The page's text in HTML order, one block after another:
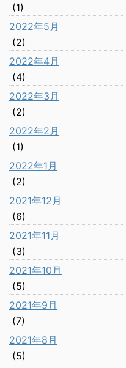
(1)
2022年5月
(2)
2022年4月
(4)
2022年3月
(2)
2022年2月
(1)
2022年1月
(2)
2021年12月
(6)
2021年11月
(3)
2021年10月
(5)
2021年9月
(7)
2021年8月
(5)